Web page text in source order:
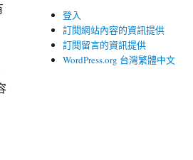
登入
訂閱網站內容的資訊提供
訂閱留言的資訊提供
WordPress.org 台灣繁體中文